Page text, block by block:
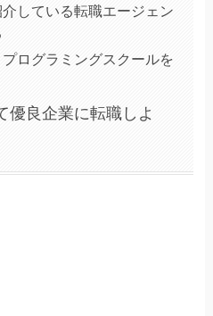
している転職エージェン
ログラミングスクールを
優良企業に転職しよ